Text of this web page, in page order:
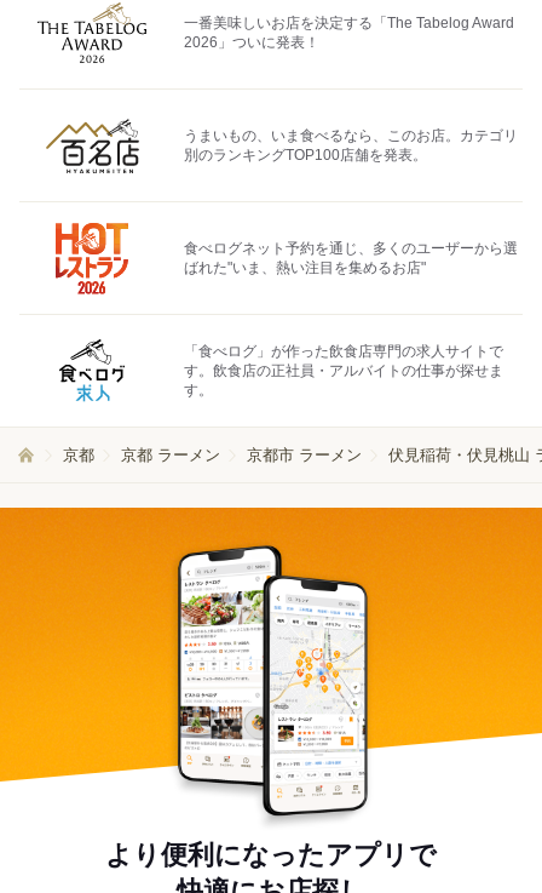
一番美味しいお店を決定する「The Tabelog Award
2026」ついに発表！
うまいもの、いま食べるなら、このお店。カテゴリ
別のランキングTOP100店舗を発表。
食べログネット予約を通じ、多くのユーザーから選
ばれた"いま、熱い注目を集めるお店"
「食べログ」が作った飲食店専門の求人サイトで
す。飲食店の正社員・アルバイトの仕事が探せま
す。
京都 京都 ラーメン 京都市 ラーメン 伏見稲荷・伏見桃山
より便利になったアプリで